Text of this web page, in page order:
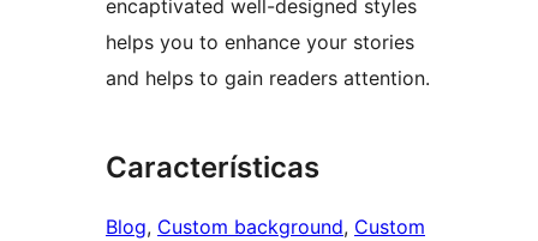
encaptivated well-designed styles
helps you to enhance your stories
and helps to gain readers attention.
Características
Blog, Custom background, Custom